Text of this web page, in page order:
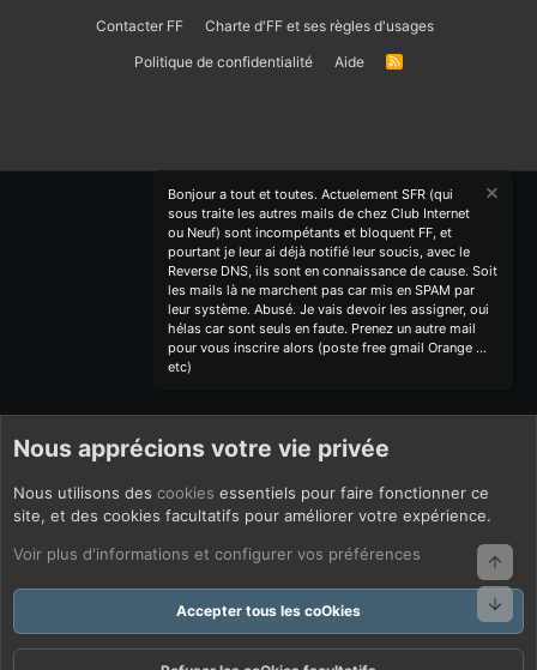
Contacter FF
Charte d'FF et ses règles d'usages
Politique de confidentialité
Aide
R
Bonjour a tout et toutes. Actuelement SFR (qui
sous traite les autres mails de chez Club Internet
ou Neuf) sont incompétants et bloquent FF, et
pourtant je leur ai déjà notifié leur soucis, avec le
Reverse DNS, ils sont en connaissance de cause. Soit
les mails là ne marchent pas car mis en SPAM par
leur système. Abusé. Je vais devoir les assigner, oui
hélas car sont seuls en faute. Prenez un autre mail
pour vous inscrire alors (poste free gmail Orange ...
etc)
Nous apprécions votre vie privée
Nous utilisons des cookies essentiels pour faire fonctionner ce
site, et des cookies facultatifs pour améliorer votre expérience.
Voir plus d'informations et configurer vos préférences
Accepter tous les coOkies